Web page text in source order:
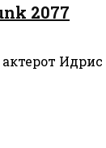
2077